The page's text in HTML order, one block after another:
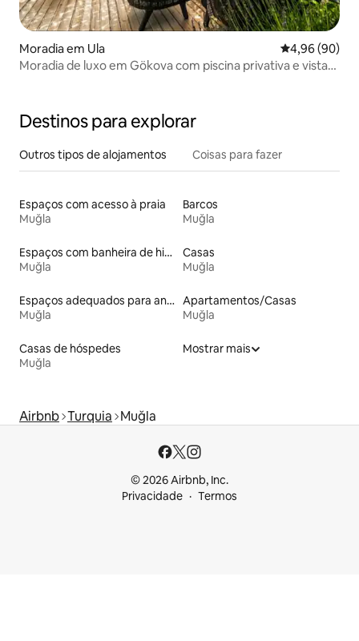
Moradia em Ula Classificação
4,96 (90)
Moradia de luxo em Gökova com piscina privativa e vista
Destinos para explorar
Outros tipos de alojamentos Coisas para fazer
Espaços com acesso à praia
Muğla
Barcos
Muğla
Espaços com banheira de hidromassagem
Muğla
Casas
Muğla
Espaços adequados para animais de estimação
Muğla
Apartamentos/Casas
Muğla
Casas de hóspedes
Muğla
Mostrar mais
Airbnb Turquia Muğla
© 2026 Airbnb, Inc.
Privacidade
Termos